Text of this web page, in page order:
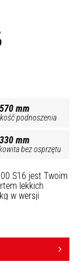
mm
podnoszenia
mm
bez osprzętu
S16 jest Twoim
lekkich
w wersji
magazynach,
przemieszczania
narzędzi
regulowane